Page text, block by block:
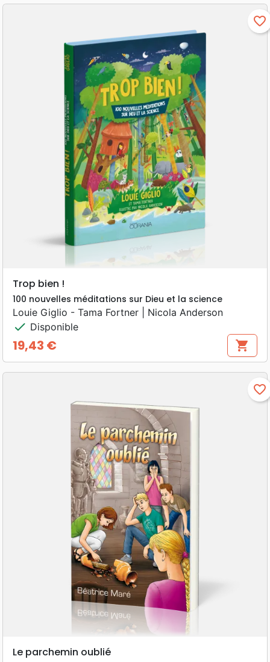
favorite_border
Trop bien !
100 nouvelles méditations sur Dieu et la science
Louie Giglio - Tama Fortner | Nicola Anderson
check Disponible
Prix
19,43 € shopping_cart
favorite_border
Le parchemin oublié